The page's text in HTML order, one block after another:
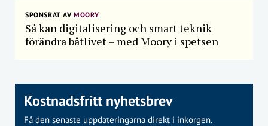
SPONSRAT AVMOORY
Så kan digitalisering och smart teknik
förändra båtlivet – med Moory i spetsen
Kostnadsfritt nyhetsbrev
Få den senaste uppdateringarna direkt i inkorgen.